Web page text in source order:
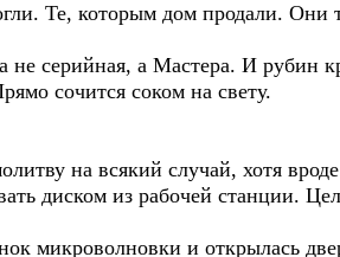
Те, которым дом продали. Они
серийная, а Мастера. И рубин
сочится соком на свету.
на всякий случай, хотя
диском из рабочей станции.
микроволновки и открылась